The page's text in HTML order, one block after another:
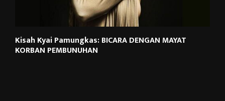
Kisah Kyai Pamungkas: BICARA DENGAN MAYAT
KORBAN PEMBUNUHAN